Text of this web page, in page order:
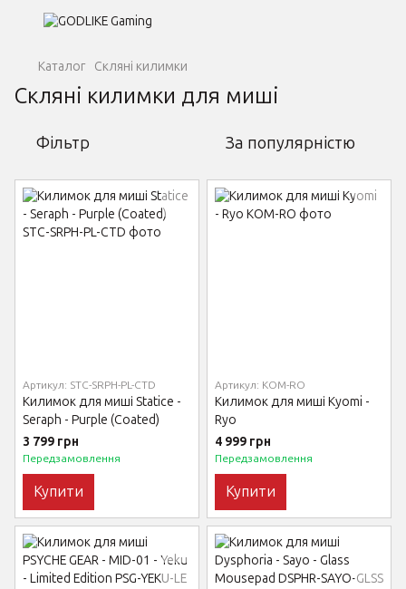
Каталог Скляні килимки
Скляні килимки для миші
Фільтр За популярністю
Артикул: STC-SRPH-PL-CTD
Килимок для миші Statice -
Seraph - Purple (Coated)
3 799 грн
Передзамовлення
Купити
Артикул: KOM-RO
Килимок для миші Kyomi -
Ryo
4 999 грн
Передзамовлення
Купити